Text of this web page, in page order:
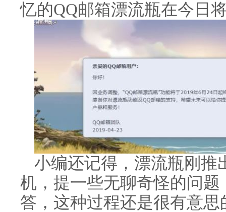
忆的QQ邮箱漂流瓶在今日
小编还记得，漂流瓶刚推
机，提一些无聊奇怪的问
答，这种过程还是很有意